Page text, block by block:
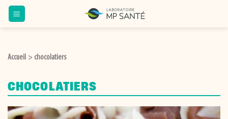
Passer
au
Accueil > chocolatiers
CHOCOLATIERS